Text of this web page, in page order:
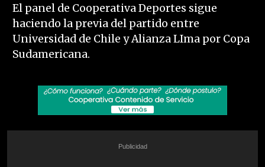
El panel de Cooperativa Deportes sigue
haciendo la previa del partido entre
Universidad de Chile y Alianza LIma por Copa
Sudamericana.